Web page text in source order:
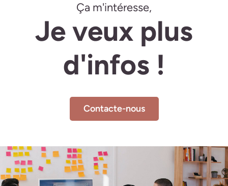
Ça m'intéresse,
Je veux plus
d'infos !
Contacte-nous